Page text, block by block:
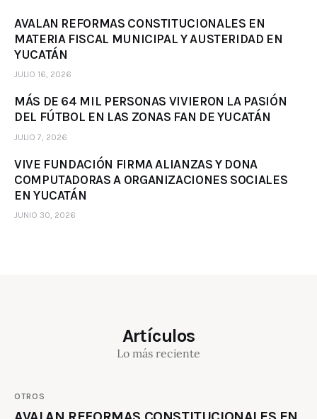
AVALAN REFORMAS CONSTITUCIONALES EN
MATERIA FISCAL MUNICIPAL Y AUSTERIDAD EN
YUCATÁN
JULIO 16, 2026
MÁS DE 64 MIL PERSONAS VIVIERON LA PASIÓN
DEL FÚTBOL EN LAS ZONAS FAN DE YUCATÁN
JULIO 7, 2026
VIVE FUNDACIÓN FIRMA ALIANZAS Y DONA
COMPUTADORAS A ORGANIZACIONES SOCIALES
EN YUCATÁN
JUNIO 30, 2026
Artículos
Lo más reciente
OTROS